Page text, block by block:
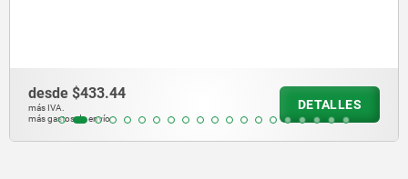
desde $433.44
más IVA.
más gastos de envío
DETALLES